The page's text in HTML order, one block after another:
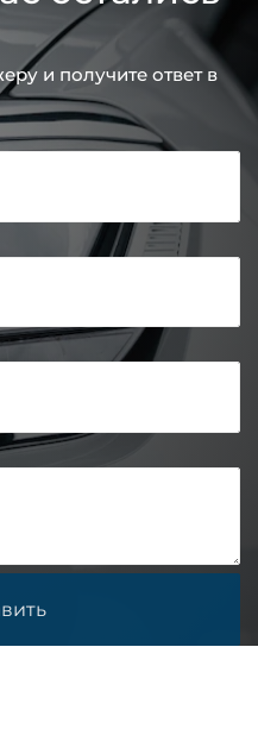
и получите ответ в